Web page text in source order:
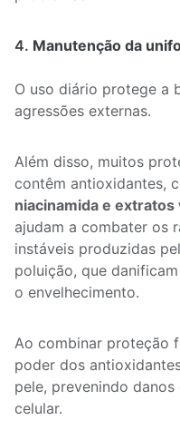
Manutenção da
O uso diário protege a
agressões externas.
Além disso, muitos
contêm antioxidantes,
niacinamida e extratos
ajudam a combater os
instáveis produzidas
poluição, que
o envelhecimento.
Ao combinar proteção
poder dos
pele, prevenindo
celular.